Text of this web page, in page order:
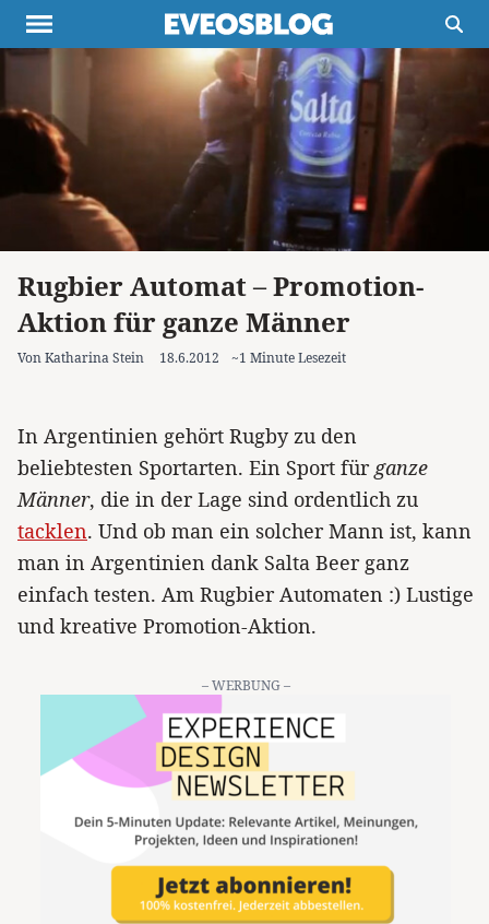
Projekte
Inspiration
Destinationen
Über uns
Werbung
Buchtipps
Newsletter
Rugbier Automat – Promotion-
Aktion für ganze Männer
Von Katharina Stein 18.6.2012 ~1 Minute Lesezeit
In Argentinien gehört Rugby zu den
beliebtesten Sportarten. Ein Sport fürganze
Männer, die in der Lage sind ordentlich zu
tacklen. Und ob man ein solcher Mann ist, kann
man in Argentinien dank Salta Beer ganz
einfach testen. Am Rugbier Automaten :) Lustige
und kreative Promotion-Aktion.
– WERBUNG –